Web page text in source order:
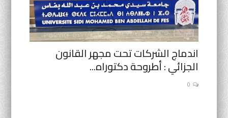
اندماج الشركات تحت مجهر القانون
الجزائي : أطروحة دكتوراه...
0